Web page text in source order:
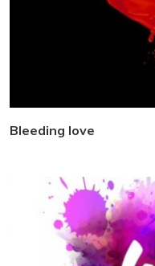
Bleeding love